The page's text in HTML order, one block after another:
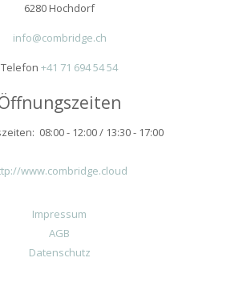
6280 Hochdorf
info@combridge.ch
Telefon +41 71 694 54 54
08:00 - 12:00 / 13:30 - 17:00
www.combridge.cloud
Impressum
AGB
Datenschutz